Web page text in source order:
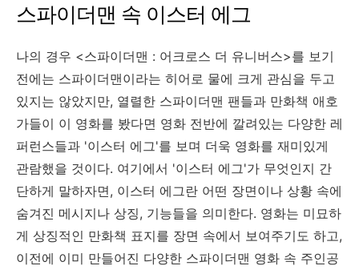
스파이더맨 속 이스터 에그
나의 경우 <스파이더맨 : 어크로스 더 유니버스>를 보기
전에는 스파이더맨이라는 히어로 물에 크게 관심을 두고
있지는 않았지만, 열렬한 스파이더맨 팬들과 만화책 애호
가들이 이 영화를 봤다면 영화 전반에 깔려있는 다양한 레
퍼런스들과 '이스터 에그'를 보며 더욱 영화를 재미있게
관람했을 것이다. 여기에서 '이스터 에그'가 무엇인지 간
단하게 말하자면, 이스터 에그란 어떤 장면이나 상황 속에
숨겨진 메시지나 상징, 기능들을 의미한다. 영화는 미묘하
게 상징적인 만화책 표지를 장면 속에서 보여주기도 하고,
이전에 이미 만들어진 다양한 스파이더맨 영화 속 주인공